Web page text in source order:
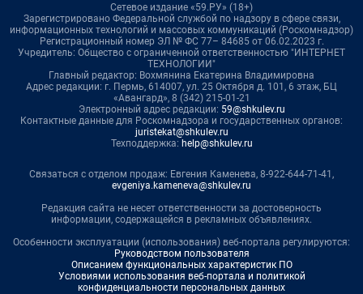
Сетевое издание «59.РУ» (18+)
Зарегистрировано Федеральной службой по надзору в сфере связи,
информационных технологий и массовых коммуникаций (Роскомнадзор)
Регистрационный номер ЭЛ № ФС 77– 84685 от 06.02.2023 г.
Учредитель: Общество с ограниченной ответственностью "ИНТЕРНЕТ
ТЕХНОЛОГИИ"
Главный редактор: Вохмянина Екатерина Владимировна
Адрес редакции: г. Пермь, 614007, ул. 25 Октября д. 101, 6 этаж, БЦ
«Авангард», 8 (342) 215-01-21
Электронный адрес редакции: 59@shkulev.ru
Контактные данные для Роскомнадзора и государственных органов:
juristekat@shkulev.ru
Техподдержка: help@shkulev.ru
Связаться с отделом продаж: Евгения Каменева, 8-922-644-71-41,
evgeniya.kameneva@shkulev.ru
Редакция сайта не несет ответственности за достоверность
информации, содержащейся в рекламных объявлениях.
Особенности эксплуатации (использования) веб-портала регулируются:
Руководством пользователя
Описанием функциональных характеристик ПО
Условиями использования веб-портала и политикой
конфиденциальности персональных данных